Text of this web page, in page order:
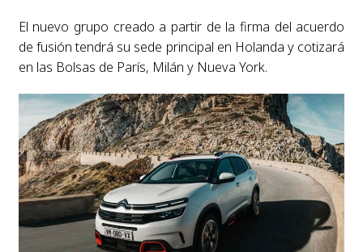
El nuevo grupo creado a partir de la firma del acuerdo
de fusión tendrá su sede principal en Holanda y cotizará
en las Bolsas de París, Milán y Nueva York.